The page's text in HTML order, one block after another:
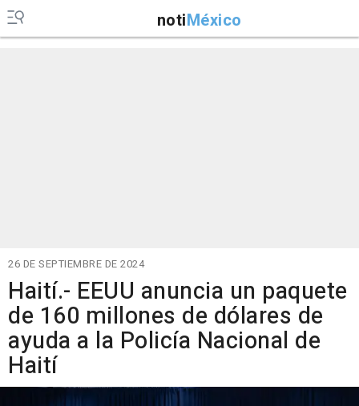
notiMéxico
26 DE SEPTIEMBRE DE 2024
Haití.- EEUU anuncia un paquete
de 160 millones de dólares de
ayuda a la Policía Nacional de
Haití